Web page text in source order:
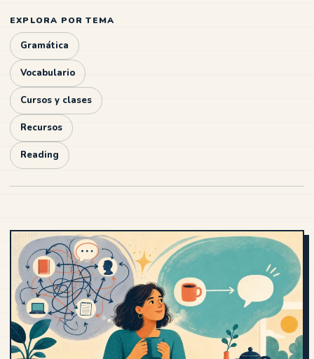
EXPLORA POR TEMA
Gramática
Vocabulario
Cursos y clases
Recursos
Reading